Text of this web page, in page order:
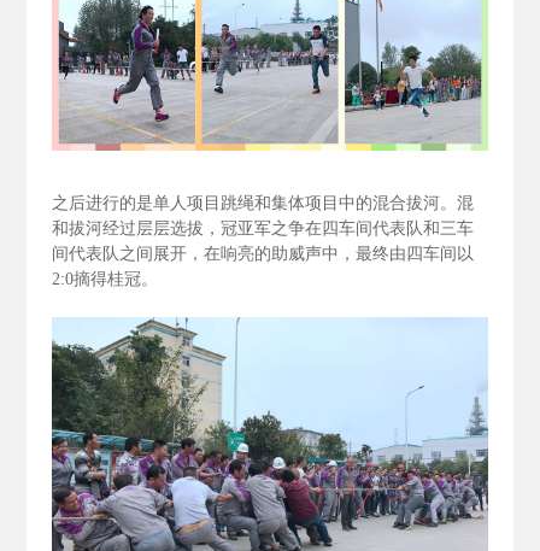
之后进行的是单人项目跳绳和集体项目中的混合拔河。混
和拔河经过层层选拔，冠亚军之争在四车间代表队和三车
间代表队之间展开，在响亮的助威声中，最终由四车间以
2:0摘得桂冠。